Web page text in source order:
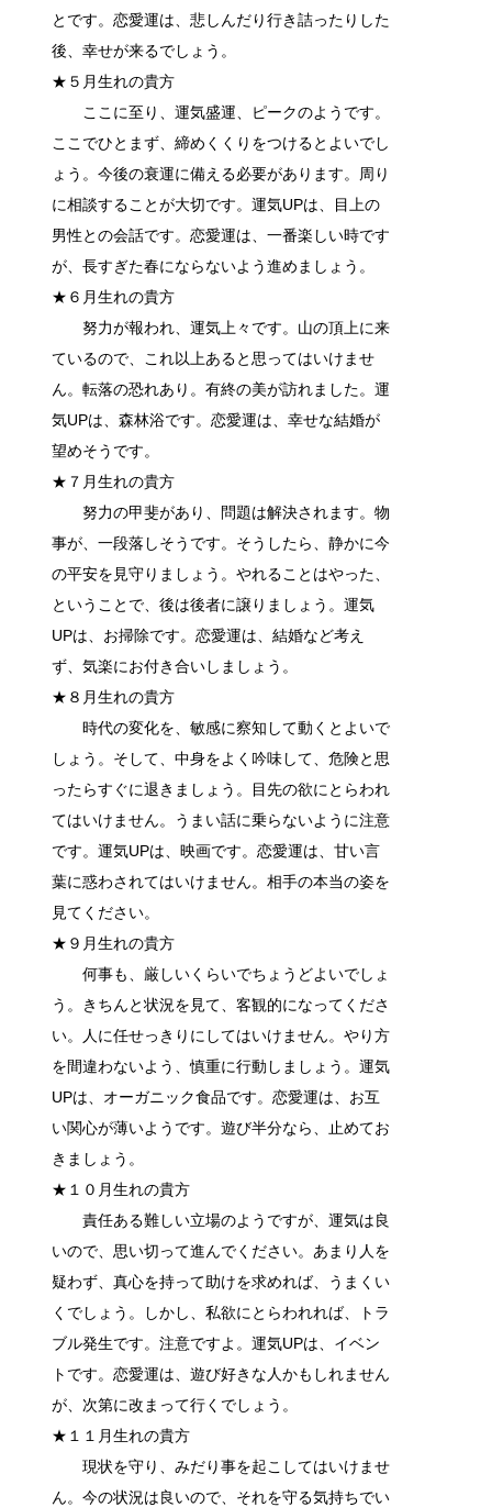
とです。恋愛運は、悲しんだり行き詰ったりした
後、幸せが来るでしょう。
★５月生れの貴方
ここに至り、運気盛運、ピークのようです。
ここでひとまず、締めくくりをつけるとよいでし
ょう。今後の衰運に備える必要があります。周り
に相談することが大切です。運気UPは、目上の
男性との会話です。恋愛運は、一番楽しい時です
が、長すぎた春にならないよう進めましょう。
★６月生れの貴方
努力が報われ、運気上々です。山の頂上に来
ているので、これ以上あると思ってはいけませ
ん。転落の恐れあり。有終の美が訪れました。運
気UPは、森林浴です。恋愛運は、幸せな結婚が
望めそうです。
★７月生れの貴方
努力の甲斐があり、問題は解決されます。物
事が、一段落しそうです。そうしたら、静かに今
の平安を見守りましょう。やれることはやった、
ということで、後は後者に譲りましょう。運気
UPは、お掃除です。恋愛運は、結婚など考え
ず、気楽にお付き合いしましょう。
★８月生れの貴方
時代の変化を、敏感に察知して動くとよいで
しょう。そして、中身をよく吟味して、危険と思
ったらすぐに退きましょう。目先の欲にとらわれ
てはいけません。うまい話に乗らないように注意
です。運気UPは、映画です。恋愛運は、甘い言
葉に惑わされてはいけません。相手の本当の姿を
見てください。
★９月生れの貴方
何事も、厳しいくらいでちょうどよいでしょ
う。きちんと状況を見て、客観的になってくださ
い。人に任せっきりにしてはいけません。やり方
を間違わないよう、慎重に行動しましょう。運気
UPは、オーガニック食品です。恋愛運は、お互
い関心が薄いようです。遊び半分なら、止めてお
きましょう。
★１０月生れの貴方
責任ある難しい立場のようですが、運気は良
いので、思い切って進んでください。あまり人を
疑わず、真心を持って助けを求めれば、うまくい
くでしょう。しかし、私欲にとらわれれば、トラ
ブル発生です。注意ですよ。運気UPは、イベン
トです。恋愛運は、遊び好きな人かもしれません
が、次第に改まって行くでしょう。
★１１月生れの貴方
現状を守り、みだり事を起こしてはいけませ
ん。今の状況は良いので、それを守る気持ちでい